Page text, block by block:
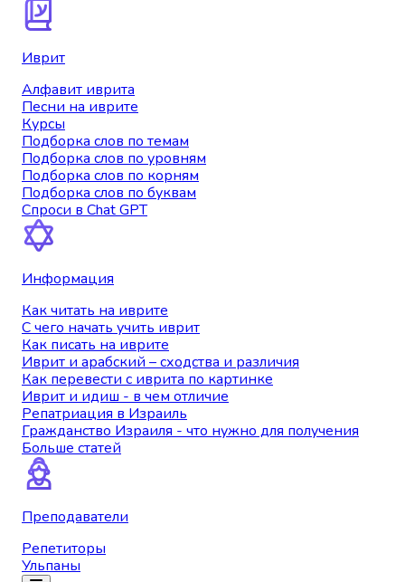
Иврит
Алфавит иврита
Песни на иврите
Курсы
Подборка слов по темам
Подборка слов по уровням
Подборка слов по корням
Подборка слов по буквам
Спроси в Chat GPT
Информация
Как читать на иврите
С чего начать учить иврит
Как писать на иврите
Иврит и арабский – сходства и различия
Как перевести с иврита по картинке
Иврит и идиш - в чем отличие
Репатриация в Израиль
Гражданство Израиля - что нужно для получения
Больше статей
Преподаватели
Репетиторы
Ульпаны